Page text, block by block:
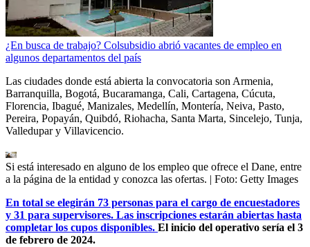
¿En busca de trabajo? Colsubsidio abrió vacantes de empleo en
algunos departamentos del país
Las ciudades donde está abierta la convocatoria son Armenia,
Barranquilla, Bogotá, Bucaramanga, Cali, Cartagena, Cúcuta,
Florencia, Ibagué, Manizales, Medellín, Montería, Neiva, Pasto,
Pereira, Popayán, Quibdó, Riohacha, Santa Marta, Sincelejo, Tunja,
Valledupar y Villavicencio.
Si está interesado en alguno de los empleo que ofrece el Dane, entre
a la página de la entidad y conozca las ofertas. | Foto: Getty Images
En total se elegirán 73 personas para el cargo de encuestadores
y 31 para supervisores. Las inscripciones estarán abiertas hasta
completar los cupos disponibles. El inicio del operativo sería el 3
de febrero de 2024.